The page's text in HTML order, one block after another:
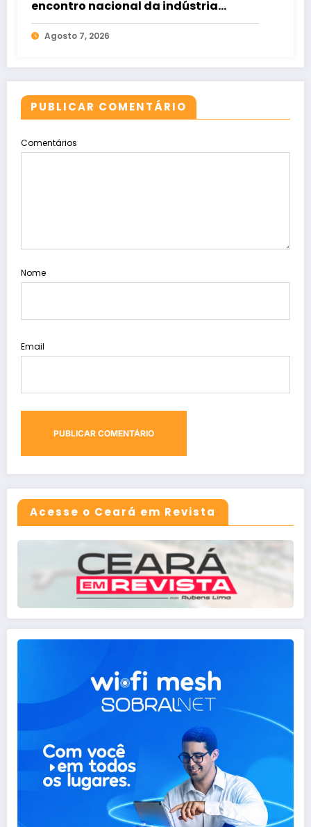
encontro nacional da indústria
cerâmica em Florianópolis
Agosto 7, 2026
PUBLICAR COMENTÁRIO
Comentários
Nome
Email
Acesse o Ceará em Revista